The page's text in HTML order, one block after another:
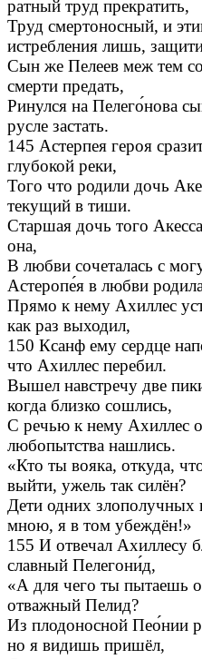
ратный труд прекратить,
Труд смертоносный, и
истребления лишь,
Сын же Пелеев меж тем
смерти предать,
Ринулся на Пелего́нова
русле застать.
145 Астерпея героя
глубокой реки,
Того что родили дочь
текущий в тиши.
Старшая дочь того
она,
В любви сочеталась с
Астеропе́я в любви
Прямо к нему Ахиллес
как раз выходил,
150 Ксанф ему сердце
что Ахиллес перебил.
Вышел навстречу две
когда близко сошлись,
С речью к нему Ахиллес
любопытства нашлись.
«Кто ты вояка, откуда,
выйти, ужель так силён?
Дети одних злополучных
мною, я в том убеждён!»
155 И отвечал Ахиллесу
славный Пелегони́д,
«А для чего ты пытаешь
отважный Пелид?
Из плодоносной Пео́нии
но я видишь пришёл,